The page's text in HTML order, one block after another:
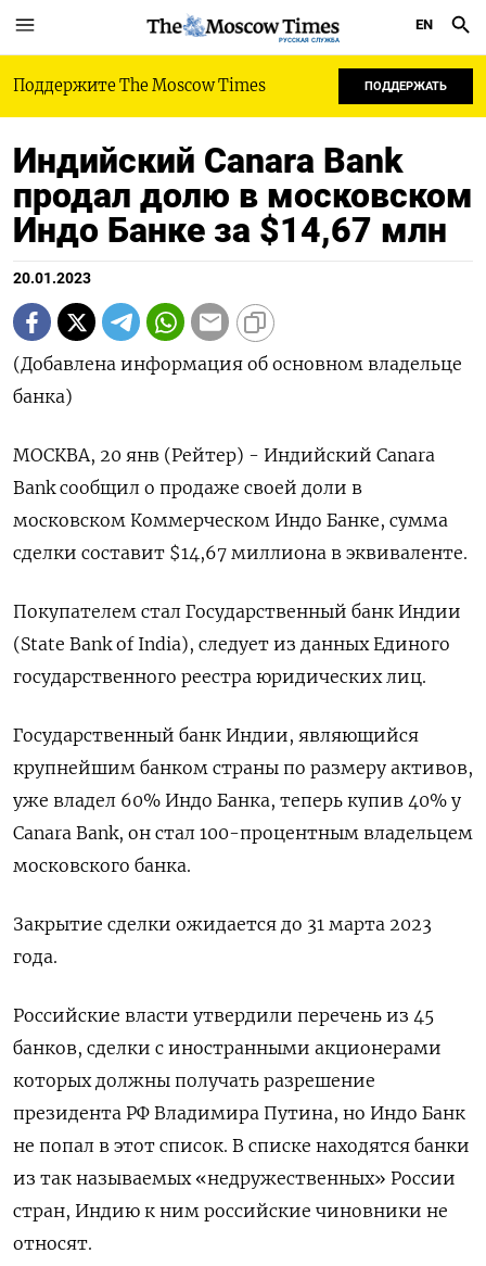
РУССКАЯ СЛУЖБА
EN
Поддержите The Moscow Times ПОДДЕРЖАТЬ
Индийский Canara Bank
продал долю в московском
Индо Банке за $14,67 млн
20.01.2023
(Добавлена информация об основном владельце
банка)
МОСКВА, 20 янв (Рейтер) - Индийский Canara
Bank сообщил о продаже своей доли в
московском Коммерческом Индо Банке, сумма
сделки составит $14,67 миллиона в эквиваленте.
Покупателем стал Государственный банк Индии
(State Bank of India), следует из данных Единого
государственного реестра юридических лиц.
Государственный банк Индии, являющийся
крупнейшим банком страны по размеру активов,
уже владел 60% Индо Банка, теперь купив 40% у
Canara Bank, он стал 100-процентным владельцем
московского банка.
Закрытие сделки ожидается до 31 марта 2023
года.
Российские власти утвердили перечень из 45
банков, сделки с иностранными акционерами
которых должны получать разрешение
президента РФ Владимира Путина, но Индо Банк
не попал в этот список. В списке находятся банки
из так называемых «недружественных» России
стран, Индию к ним российские чиновники не
относят.